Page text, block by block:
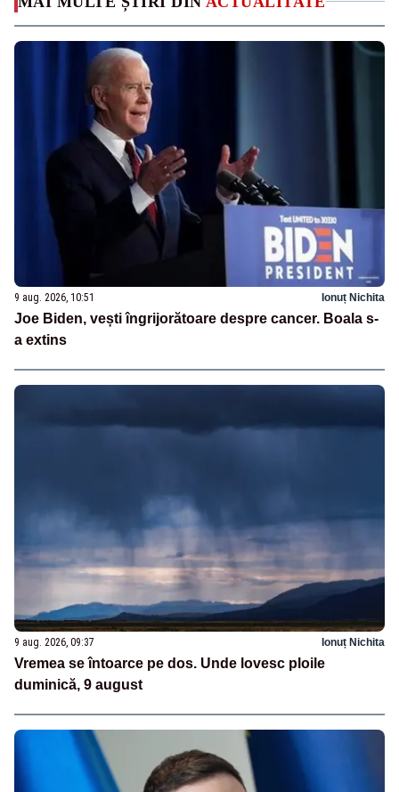
9 aug. 2026, 10:51 Ionuț Nichita
Joe Biden, vești îngrijorătoare despre cancer. Boala s-
a extins
9 aug. 2026, 09:37 Ionuț Nichita
Vremea se întoarce pe dos. Unde lovesc ploile
duminică, 9 august